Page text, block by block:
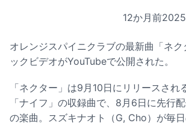
12か月前
オレンジスパイニクラブの最新曲「ネ
ックビデオがYouTubeで公開された。
「ネクター」は9月10日にリリースされ
「ナイフ」の収録曲で、8月6日に先行
の楽曲。スズキナオト（G, Cho）が毎